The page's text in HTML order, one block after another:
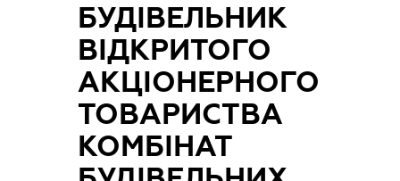
БУДІВЕЛЬНИК
ВІДКРИТОГО
АКЦІОНЕРНОГО
ТОВАРИСТВА
КОМБІНАТ